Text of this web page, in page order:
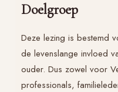
Doelgroep
Deze lezing is bestemd
de levenslange invloed
ouder. Dus zowel voor
professionals,